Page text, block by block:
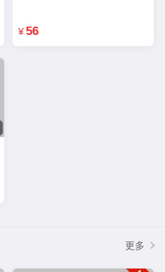
¥ 56
更多